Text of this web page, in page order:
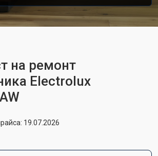
на ремонт
Electrolux
19.07.2026